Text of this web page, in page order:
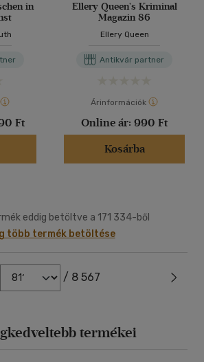
in
Ft
Ellery Queen's Kriminal
Magazin 86
Ellery Queen
Antikvár partner
Árinformációk
Online ár: 990 Ft
Kosárba
eddig betöltve a 171 334-ből
több termék betöltése
/ 8 567
termékei